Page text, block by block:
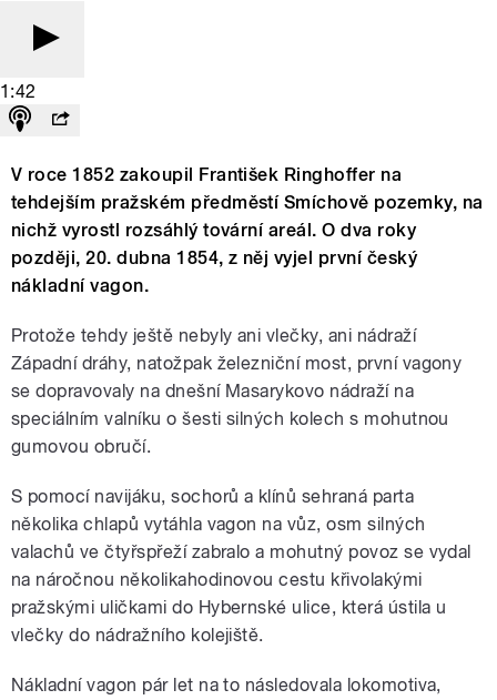
1:42
V roce 1852 zakoupil František Ringhoffer na
tehdejším pražském předměstí Smíchově pozemky, na
nichž vyrostl rozsáhlý tovární areál. O dva roky
později, 20. dubna 1854, z něj vyjel první český
nákladní vagon.
Protože tehdy ještě nebyly ani vlečky, ani nádraží
Západní dráhy, natožpak železniční most, první vagony
se dopravovaly na dnešní Masarykovo nádraží na
speciálním valníku o šesti silných kolech s mohutnou
gumovou obručí.
S pomocí navijáku, sochorů a klínů sehraná parta
několika chlapů vytáhla vagon na vůz, osm silných
valachů ve čtyřspřeží zabralo a mohutný povoz se vydal
na náročnou několikahodinovou cestu křivolakými
pražskými uličkami do Hybernské ulice, která ústila u
vlečky do nádražního kolejiště.
Nákladní vagon pár let na to následovala lokomotiva,